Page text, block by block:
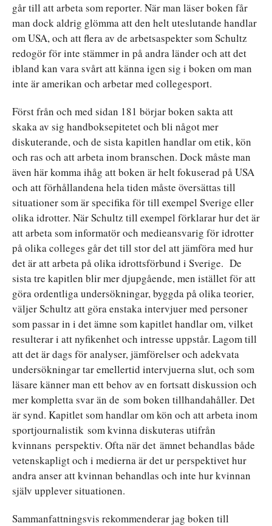
går till att arbeta som reporter. När man läser boken får
man dock aldrig glömma att den helt uteslutande handlar
om USA, och att flera av de arbetsaspekter som Schultz
redogör för inte stämmer in på andra länder och att det
ibland kan vara svårt att känna igen sig i boken om man
inte är amerikan och arbetar med collegesport.
Först från och med sidan 181 börjar boken sakta att
skaka av sig handboksepitetet och bli något mer
diskuterande, och de sista kapitlen handlar om etik, kön
och ras och att arbeta inom branschen. Dock måste man
även här komma ihåg att boken är helt fokuserad på USA
och att förhållandena hela tiden måste översättas till
situationer som är specifika för till exempel Sverige eller
olika idrotter. När Schultz till exempel förklarar hur det är
att arbeta som informatör och medieansvarig för idrotter
på olika colleges går det till stor del att jämföra med hur
det är att arbeta på olika idrottsförbund i Sverige. De
sista tre kapitlen blir mer djupgående, men istället för att
göra ordentliga undersökningar, byggda på olika teorier,
väljer Schultz att göra enstaka intervjuer med personer
som passar in i det ämne som kapitlet handlar om, vilket
resulterar i att nyfikenhet och intresse uppstår. Lagom till
att det är dags för analyser, jämförelser och adekvata
undersökningar tar emellertid intervjuerna slut, och som
läsare känner man ett behov av en fortsatt diskussion och
mer kompletta svar än de som boken tillhandahåller. Det
är synd. Kapitlet som handlar om kön och att arbeta inom
sportjournalistik som kvinna diskuteras utifrån
kvinnans perspektiv. Ofta när det ämnet behandlas både
vetenskapligt och i medierna är det ur perspektivet hur
andra anser att kvinnan behandlas och inte hur kvinnan
själv upplever situationen.
Sammanfattningsvis rekommenderar jag boken till